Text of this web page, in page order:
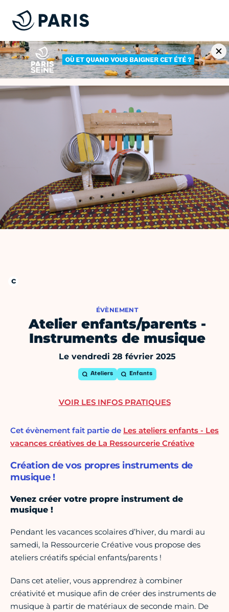
ÉVÈNEMENT
Atelier enfants/parents -
Instruments de musique
Le vendredi 28 février 2025
Ateliers Enfants
Cet évènement fait partie de Les ateliers enfants - Les
vacances créatives de La Ressourcerie Créative
Création de vos propres instruments de
musique !
Venez créer votre propre instrument de
musique !
Pendant les vacances scolaires d’hiver, du mardi au
samedi, la Ressourcerie Créative vous propose des
ateliers créatifs spécial enfants/parents !
Dans cet atelier, vous apprendrez à combiner
créativité et musique afin de créer des instruments de
musique à partir de matériaux de seconde main. De
VOIR LES INFOS PRATIQUES